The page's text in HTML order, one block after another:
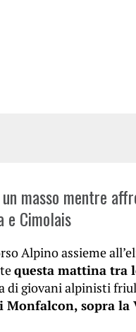
masso mentre
e Cimolais
Alpino assieme
questa mattina tra
di giovani alpinisti
sopra la